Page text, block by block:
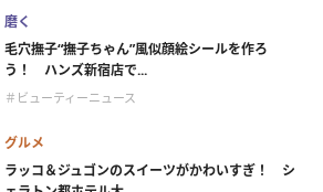
磨く
毛穴撫子“撫子ちゃん”風似顔絵シールを作ろ
う！ ハンズ新宿店で...
＃ビューティーニュース
グルメ
ラッコ＆ジュゴンのスイーツがかわいすぎ！ シ